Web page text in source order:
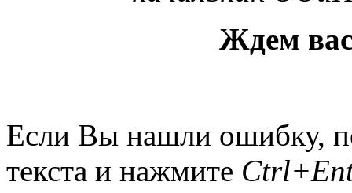
Ждем
Если Вы нашли ошибку,
текста и нажмите